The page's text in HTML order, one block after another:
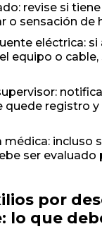
revise si
o sensación de
eléctrica: si
equipo o cable,
quede registro
médica: incluso
ser evaluado
por
lo que